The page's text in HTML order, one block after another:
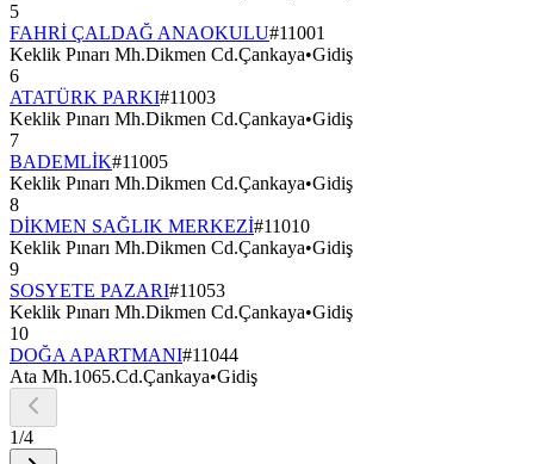
5
FAHRİ ÇALDAĞ ANAOKULU#11001
Keklik Pınarı Mh.Dikmen Cd.Çankaya•Gidiş
6
ATATÜRK PARKI#11003
Keklik Pınarı Mh.Dikmen Cd.Çankaya•Gidiş
7
BADEMLİK#11005
Keklik Pınarı Mh.Dikmen Cd.Çankaya•Gidiş
8
DİKMEN SAĞLIK MERKEZİ#11010
Keklik Pınarı Mh.Dikmen Cd.Çankaya•Gidiş
9
SOSYETE PAZARI#11053
Keklik Pınarı Mh.Dikmen Cd.Çankaya•Gidiş
10
DOĞA APARTMANI#11044
Ata Mh.1065.Cd.Çankaya•Gidiş
1/4